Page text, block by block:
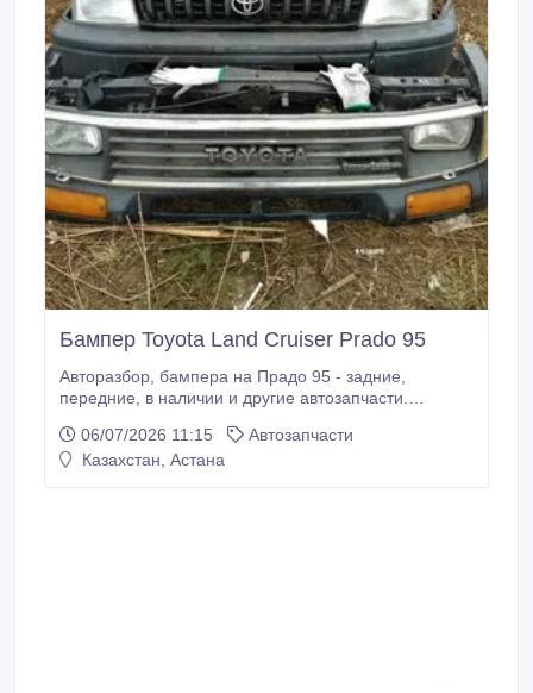
Бампер Toyota Land Cruiser Prado 95
Авторазбор, бампера на Прадо 95 - задние,
передние, в наличии и другие автозапчасти.
06/07/2026 11:15
Автозапчасти
Казахстан, Астана